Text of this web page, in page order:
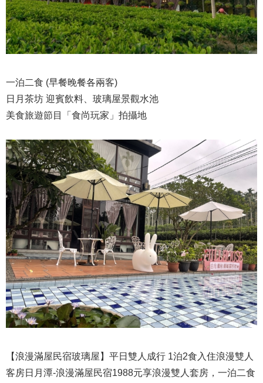
一泊二食 (早餐晚餐各兩客)
日月茶坊 迎賓飲料、玻璃屋景觀水池
美食旅遊節目「食尚玩家」拍攝地
【浪漫滿屋民宿玻璃屋】平日雙人成行 1泊2食入住浪漫雙人
客房日月潭-浪漫滿屋民宿1988元享浪漫雙人套房，一泊二食